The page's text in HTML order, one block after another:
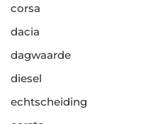
corsa
dacia
dagwaarde
diesel
echtscheiding